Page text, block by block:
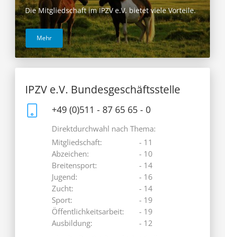
Die Mitgliedschaft im IPZV e.V. bietet viele Vorteile.
Mehr
IPZV e.V. Bundesgeschäftsstelle
+49 (0)511 - 87 65 65 - 0
Direktdurchwahl nach Thema:
Mitgliedschaft:
Abzeichen:
Breitensport:
Jugend:
Zucht:
Sport:
Öffentlichkeitsarbeit:
Ausbildung:
- 11
- 10
- 14
- 16
- 14
- 19
- 19
- 12